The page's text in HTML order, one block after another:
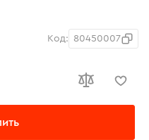
Код: 80450007